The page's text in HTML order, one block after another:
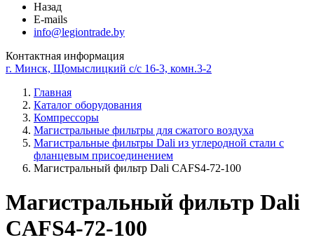
Назад
E-mails
info@legiontrade.by
Контактная информация
г. Минск, Щомыслицкий с/с 16-3, комн.3-2
Главная
Каталог оборудования
Компрессоры
Магистральные фильтры для сжатого воздуха
Магистральные фильтры Dali из углеродной стали с
фланцевым присоединением
Магистральный фильтр Dali CAFS4-72-100
Магистральный фильтр Dali
CAFS4-72-100